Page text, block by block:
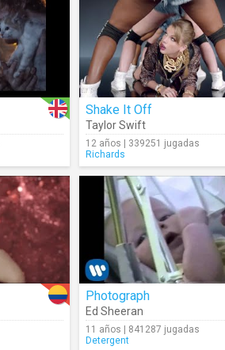
Shake It Off
Taylor Swift
12 años | 339251 jugadas
Richards
Photograph
Ed Sheeran
11 años | 841287 jugadas
Detergent